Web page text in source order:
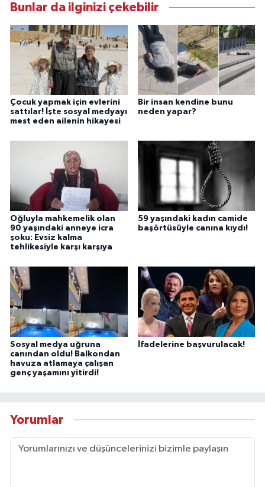
Bunlar da ilginizi çekebilir
Çocuk yapmak için evlerini
sattılar! İşte sosyal medyayı
mest eden ailenin hikayesi
Bir insan kendine bunu
neden yapar?
Oğluyla mahkemelik olan
90 yaşındaki anneye icra
şoku: Evsiz kalma
tehlikesiyle karşı karşıya
59 yaşındaki kadın camide
başörtüsüyle canına kıydı!
Sosyal medya uğruna
canından oldu! Balkondan
havuza atlamaya çalışan
genç yaşamını yitirdi!
İfadelerine başvurulacak!
Yorumlar